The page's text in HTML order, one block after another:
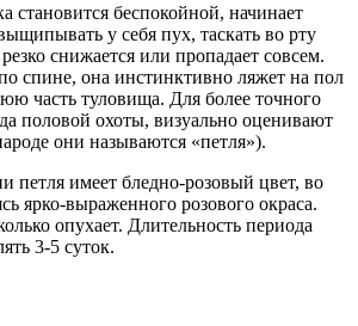
становится беспокойной, начинает
у себя пух, таскать во рту
снижается или пропадает совсем.
спине, она инстинктивно ляжет на пол
часть туловища. Для более точного
половой охоты, визуально оценивают
они называются «петля»).
петля имеет бледно-розовый цвет, во
ярко-выраженного розового окраса.
опухает. Длительность периода
3-5 суток.